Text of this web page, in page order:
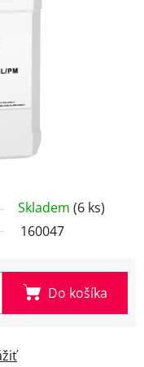
Skladem (6 ks)
160047
Do košíka